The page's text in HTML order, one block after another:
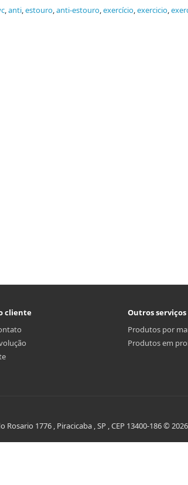
,anti,estouro,anti-estouro,exercício,exercicio,
cliente
Outros serviços
Produtos por
Produtos em
Rosario 1776 , Piracicaba , SP , CEP 13400-186 © 2026